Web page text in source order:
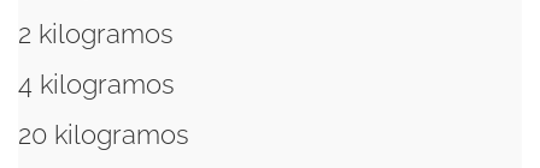
2 kilogramos
4 kilogramos
20 kilogramos